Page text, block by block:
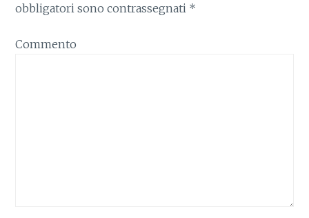
obbligatori sono contrassegnati *
Commento